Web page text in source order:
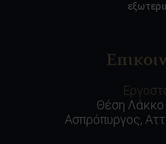
Θέση Λάκκο
Ασπρόπυργος,